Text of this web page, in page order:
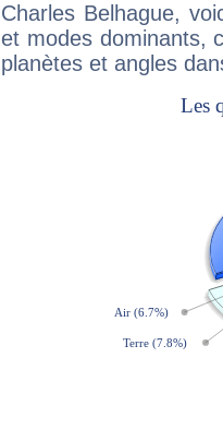
Charles Belhague,
et modes dominants,
planètes et angles